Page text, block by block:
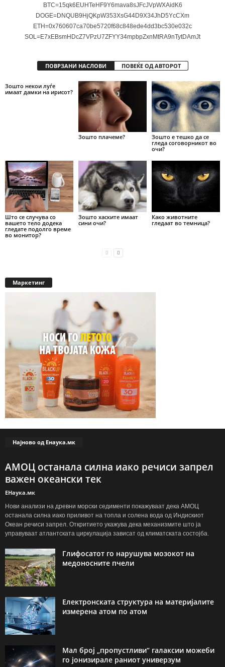
BTC=15qk6EUHTeHF9Y6mava8sJFcJVpWXAidK6
DOGE=DNQUB9HjQKpW353XsG44D9X34JhD5YcCXm
ETH=0x760607ca70be5720f68c848ede4dd3bc530e032c
SOL=E7xEBsmHDcZ7VPzU7ZFYY34mpbpZxnMtRA9nTytDAmJt
ПОВРЗАНИ НАСЛОВИ ПОВЕЌЕ ОД АВТОРОТ
Зошто некои луѓе
имаат дамки на ирисот?
Зошто плачеме?
Зошто е тешко да се
гледа соговорникот во
очи?
Што се случува со
вашето тело додека
гледате подолго време
во монитор?
Зошто хаските имаат
сини очи?
Како животните
гледаат во темница?
Маркетинг
Најново од Енаука.мк
АМОЦ останала силна иако речиси запрел
важен океански тек
ЕНаука.мк
Нови анализи на древни морски седименти покажуваат дека АМОЦ
останала силна иако приливот на топла и солена вода од Индискиот
Океан речиси запрел. Откритието укажува дека механизмите што ја
управуваат атлантската циркулација зависат од климатската состојба.
Глифосатот го нарушува мозокот на
медоносните пчели
Електронската структура на материјалите
измерена атом по атом
Мал број „пропустливи“ галаксии можеби
го јонизирале раниот универзум